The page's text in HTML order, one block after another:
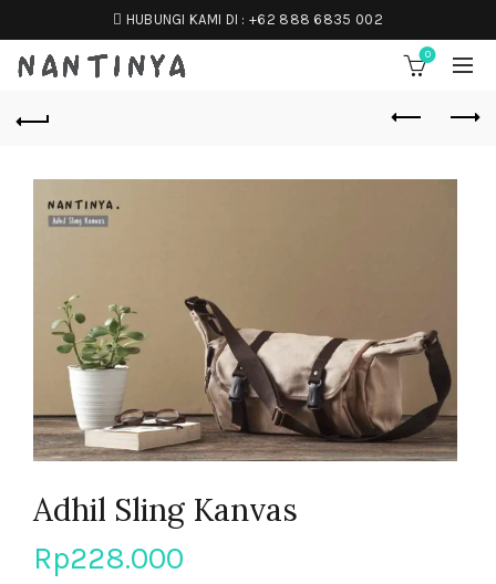
HUBUNGI KAMI DI :+62 888 6835 002
0
Adhil Sling Kanvas
Rp228.000